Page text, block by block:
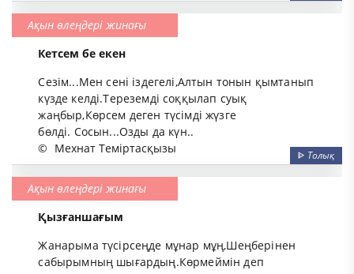
Ақын өлеңдері жинағы
Кетсем бе екен
Сезім...Мен сені іздегелі,Алтын тонын қымтанып
күзде келді.Тереземді соққылап суық
жаңбыр,Көрсем деген түсімді жүзге
бөлді. Сосын...Озды да күн..
© Мехнат Теміртасқызы ᐈ Толық
Ақын өлеңдері жинағы
Қызғаншағым
Жанарыма түсірсеңде мұнар мұң,Шеңберінен
сабырымның шығардың.Көрмеймін деп